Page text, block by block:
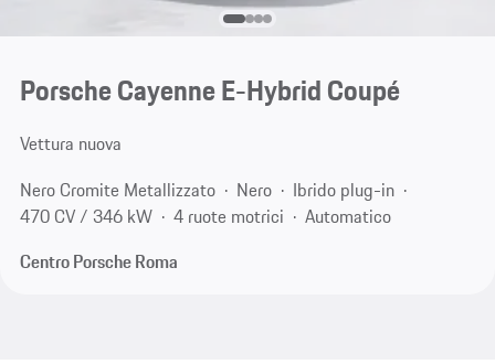
Porsche Cayenne E-Hybrid Coupé
Vettura nuova
Nero Cromite Metallizzato
Nero
Ibrido plug-in
470 CV / 346 kW
4 ruote motrici
Automatico
Centro Porsche Roma